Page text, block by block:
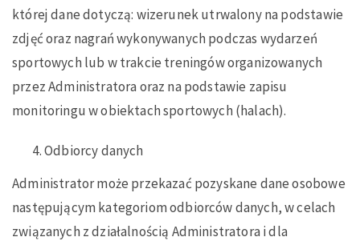
której dane dotyczą: wizerunek utrwalony na podstawie
zdjęć oraz nagrań wykonywanych podczas wydarzeń
sportowych lub w trakcie treningów organizowanych
przez Administratora oraz na podstawie zapisu
monitoringu w obiektach sportowych (halach).
Odbiorcy danych
Administrator może przekazać pozyskane dane osobowe
następującym kategoriom odbiorców danych, w celach
związanych z działalnością Administratora i dla